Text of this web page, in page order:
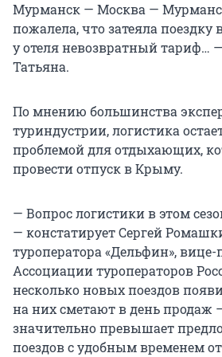
Мурманск — Москва —
пожалела, что затеяла
у отеля невозвратный тариф…
Татьяна.
По мнению большинства
туриндустрии, логистика
проблемой для отдыхающих,
провести отпуск в Крыму.
— Вопрос логистики в этом
— констатирует Сергей
туроператора «Дельфин», вице-
Ассоциации туроператоров
несколько новых поездов
на них сметают в день продаж
значительно превышает
поездов с удобным временем